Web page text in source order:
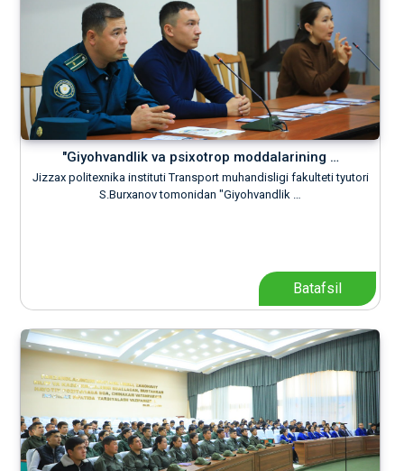
"Giyohvandlik va psixotrop moddalarining …
Jizzax politexnika instituti Transport muhandisligi fakulteti tyutori
S.Burxanov tomonidan "Giyohvandlik …
Batafsil